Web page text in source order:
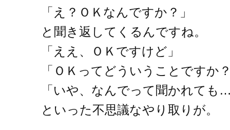
「え？ＯＫなんですか？」
と聞き返してくるんですね。
「ええ、ＯＫですけど」
「ＯＫってどういうことですか
「いや、なんでって聞かれて
といった不思議なやり取りが。